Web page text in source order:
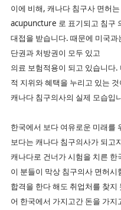
이에 비해, 캐나다 침구사 면허
acupuncture 로 표기되고 침구
대접을 받습니다. 때문에 미국
단권과 처방권이 모두 있고
의료 보험적용이 되고 있습니다
적 지위와 혜택을 누리고 있는 것
캐나다 침구의사의 실제 모습입
한국에서 보다 여유로운 미래를
보다는 캐나다 침구의사가 되고
캐나다로 건너가 시험을 치른
이 분들이 막상 침구의사 면허시
합격을 한다 해도 취업처를 찾
어 한국에서 가지고간 돈을 가지